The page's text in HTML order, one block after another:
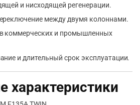
и нисходящей регенерации.
между двумя колоннами.
коммерческих и промышленных
и длительный срок эксплуатации.
характеристики